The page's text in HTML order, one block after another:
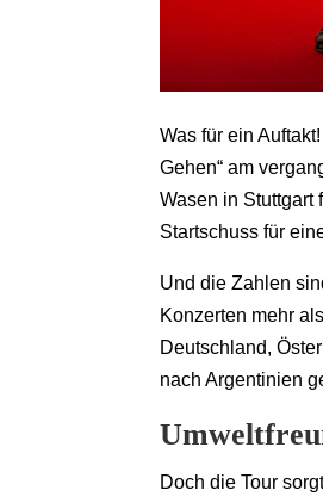
Was für ein
Gehen“ am
Wasen in Stuttgart
Startschuss für
Und die Zahlen
Konzerten mehr
Deutschland,
nach Argentinien
Doch die Tour